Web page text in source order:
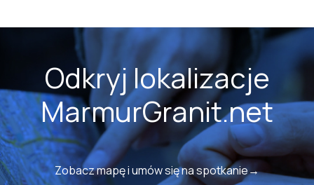
Odkryj lokalizacje
MarmurGranit.net
Zobacz mapę i umów się na spotkanie→